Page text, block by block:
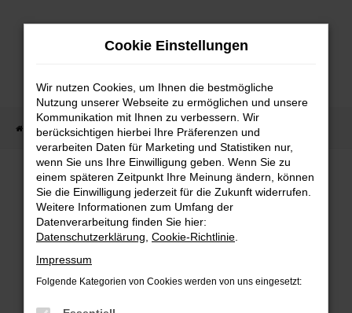
Zum
Startseite Fahrzeug Showroom Fahrzeugbestand
FAHRZEUGBESTAND
Bei Neuwagen Autoland finden Sie eine große
Auswahl an Marken und Modellen.
Cookie Einstellungen
Wir nutzen Cookies, um Ihnen die bestmögliche
Nutzung unserer Webseite zu ermöglichen und unsere
Kommunikation mit Ihnen zu verbessern. Wir
berücksichtigen hierbei Ihre Präferenzen und
verarbeiten Daten für Marketing und Statistiken nur,
wenn Sie uns Ihre Einwilligung geben. Wenn Sie zu
einem späteren Zeitpunkt Ihre Meinung ändern, können
Sie die Einwilligung jederzeit für die Zukunft widerrufen.
Weitere Informationen zum Umfang der
Datenverarbeitung finden Sie hier:
Datenschutzerklärung Cookie-Richtlinie
Impressum
Folgende Kategorien von Cookies werden von uns eingesetzt: